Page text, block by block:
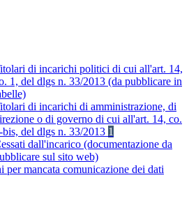
di incarichi politici di cui all'art. 14,
1, del dlgs n. 33/2013 (da pubblicare in
di incarichi di amministrazione, di
o di governo di cui all'art. 14, co.
bis, del dlgs n. 33/2013 1
dall'incarico (documentazione da
sul sito web)
per mancata comunicazione dei dati